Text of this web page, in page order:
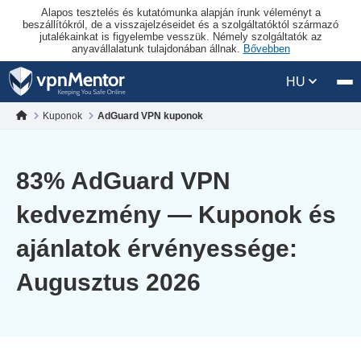
Alapos tesztelés és kutatómunka alapján írunk véleményt a
beszállítókról, de a visszajelzéseidet és a szolgáltatóktól származó
jutalékainkat is figyelembe vesszük. Némely szolgáltatók az
anyavállalatunk tulajdonában állnak. Bővebben
HU
Kuponok AdGuard VPN kuponok
83% AdGuard VPN
kedvezmény — Kuponok és
ajánlatok érvényessége:
Augusztus 2026